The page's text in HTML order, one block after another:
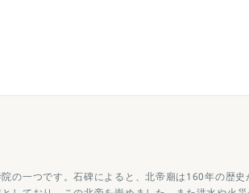
の一つです。石碑によると、北帝廟は160年の歴